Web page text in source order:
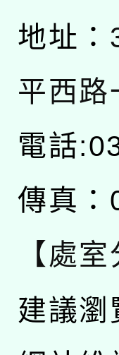
地址：
平西路
電話
傳真
【處
建議